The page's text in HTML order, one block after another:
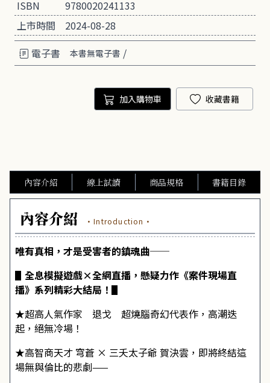
ISBN
9780020241133
上市時間
2024-08-28
電子書
本書無電子書 /
加入購物車 收藏書籍
內容介紹 線上試讀 商品規格 書籍目錄
內容介紹 ·Introduction·
唯有真相，才是受害者的鎮魂曲──
▋全息模擬遊戲×全網直播，懸疑力作《案件現場直
播》系列精彩大結局！▋
★超高人氣作家 退戈 超燒腦奇幻代表作，高潮迭
起，絕無冷場！
★高智商天才 穹蒼 × 三夭太子爺 賀決雲，即將終結這
場無與倫比的悲劇——